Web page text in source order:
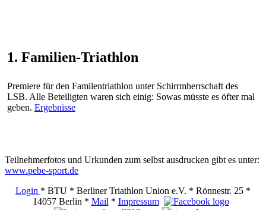
1. Familien-Triathlon
Premiere für den Familentriathlon unter Schirrmherrschaft des
LSB. Alle Beteiligten waren sich einig: Sowas müsste es öfter mal
geben. Ergebnisse
Teilnehmerfotos und Urkunden zum selbst ausdrucken gibt es unter:
www.pebe-sport.de
Login * BTU * Berliner Triathlon Union e.V. * Rönnestr. 25 *
14057 Berlin * Mail * Impressum